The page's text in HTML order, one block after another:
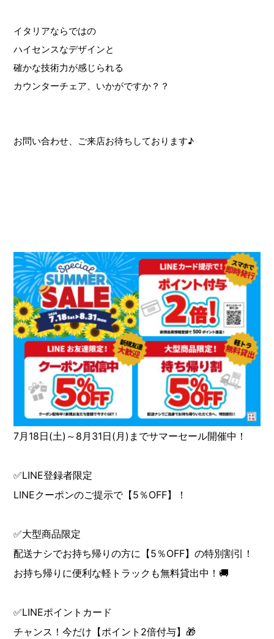
イタリアならではの
ハイセンスなデザインと
確かな技術力が感じられる
カウンターチェア、いかがですか？？
お問い合わせ、ご来店お待ちしております♪
7月18日(土)～8月31日(月)までサマーセール開催中！
✅LINE登録者限定
LINEクーポンのご提示で【5％OFF】！
✅大型商品限定
配送ナシでお持ち帰りの方に【5％OFF】の特別割引！
お持ち帰りに便利な軽トラックも無料貸出中！🚚
✅LINEポイントカード
チャンス！今だけ【ポイント2倍付与】🎁